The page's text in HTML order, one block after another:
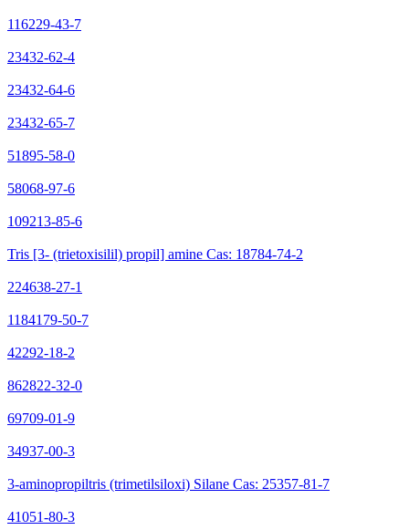
116229-43-7
23432-62-4
23432-64-6
23432-65-7
51895-58-0
58068-97-6
109213-85-6
Tris [3- (trietoxisilil) propil] amine Cas: 18784-74-2
224638-27-1
1184179-50-7
42292-18-2
862822-32-0
69709-01-9
34937-00-3
3-aminopropiltris (trimetilsiloxi) Silane Cas: 25357-81-7
41051-80-3